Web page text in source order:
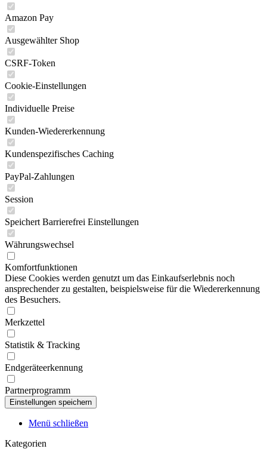
Amazon Pay
Ausgewählter Shop
CSRF-Token
Cookie-Einstellungen
Individuelle Preise
Kunden-Wiedererkennung
Kundenspezifisches Caching
PayPal-Zahlungen
Session
Speichert Barrierefrei Einstellungen
Währungswechsel
Komfortfunktionen
Diese Cookies werden genutzt um das Einkaufserlebnis noch
ansprechender zu gestalten, beispielsweise für die Wiedererkennung
des Besuchers.
Merkzettel
Statistik & Tracking
Endgeräteerkennung
Partnerprogramm
Menü schließen
Kategorien